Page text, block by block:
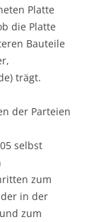
Platte
die Platte
Bauteile
trägt.
der Parteien
selbst
zum
in der
zum